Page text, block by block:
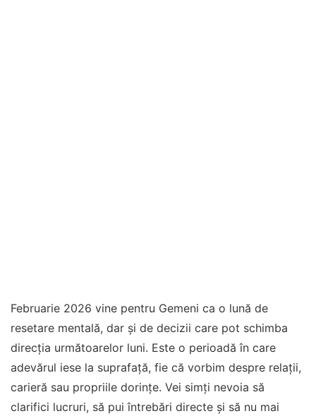
Februarie 2026 vine pentru Gemeni ca o lună de
resetare mentală, dar și de decizii care pot schimba
direcția următoarelor luni. Este o perioadă în care
adevărul iese la suprafață, fie că vorbim despre relații,
carieră sau propriile dorințe. Vei simți nevoia să
clarifici lucruri, să pui întrebări directe și să nu mai